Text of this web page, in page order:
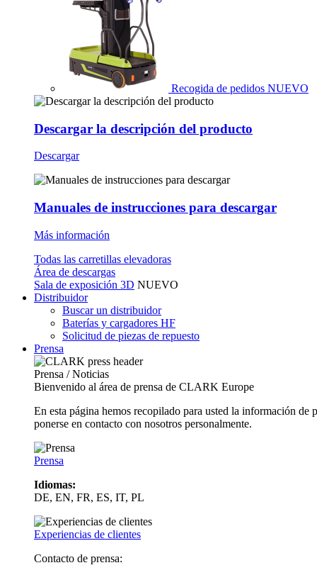
Recogida de pedidos NUEVO
Descargar la descripción del producto
Descargar
Manuales de instrucciones para descargar
Más información
Todas las carretillas elevadoras
Área de descargas
Sala de exposición 3D NUEVO
Distribuidor
Buscar un distribuidor
Baterías y cargadores HF
Solicitud de piezas de repuesto
Prensa
Prensa / Noticias
Bienvenido al área de prensa de CLARK Europe
En esta página hemos recopilado para usted la información
ponerse en contacto con nosotros personalmente.
Prensa
Idiomas:
DE, EN, FR, ES, IT, PL
Experiencias de clientes
Contacto de prensa: